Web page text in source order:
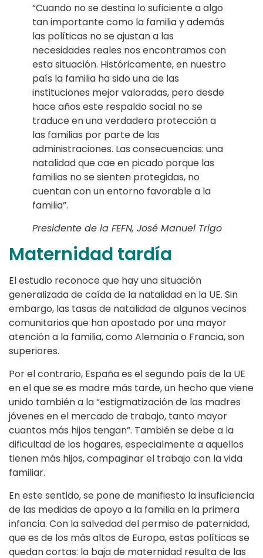
“Cuando no se destina lo suficiente a algo
tan importante como la familia y además
las políticas no se ajustan a las
necesidades reales nos encontramos con
esta situación. Históricamente, en nuestro
país la familia ha sido una de las
instituciones mejor valoradas, pero desde
hace años este respaldo social no se
traduce en una verdadera protección a
las familias por parte de las
administraciones. Las consecuencias: una
natalidad que cae en picado porque las
familias no se sienten protegidas, no
cuentan con un entorno favorable a la
familia”.
Presidente de la FEFN, José Manuel Trigo
Maternidad tardía
El estudio reconoce que hay una situación
generalizada de caída de la natalidad en la UE. Sin
embargo, las tasas de natalidad de algunos vecinos
comunitarios que han apostado por una mayor
atención a la familia, como Alemania o Francia, son
superiores.
Por el contrario, España es el segundo país de la UE
en el que se es madre más tarde, un hecho que viene
unido también a la “estigmatización de las madres
jóvenes en el mercado de trabajo, tanto mayor
cuantos más hijos tengan”. También se debe a la
dificultad de los hogares, especialmente a aquellos
tienen más hijos, compaginar el trabajo con la vida
familiar.
En este sentido, se pone de manifiesto la insuficiencia
de las medidas de apoyo a la familia en la primera
infancia. Con la salvedad del permiso de paternidad,
que es de los más altos de Europa, estas políticas se
quedan cortas: la baja de maternidad resulta de las